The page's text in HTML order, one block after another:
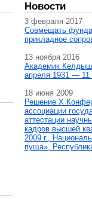
Новости
3 февраля 2017
Совмещать
прикладное
13 ноября 2016
Академик
апреля 1931 — 11
18 июня 2009
Решение X
ассоциации
аттестации
кадров высшей
2009 г.,
пуща»,